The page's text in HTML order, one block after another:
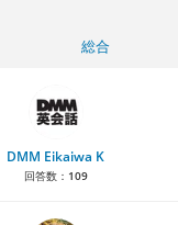
総合
DMM Eikaiwa K
回答数： 109